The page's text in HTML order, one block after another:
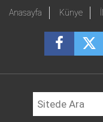
Anasayfa Künye